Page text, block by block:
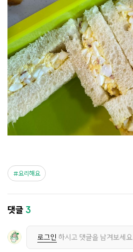
요리해요
댓글 3
로그인 하시고 댓글을 남겨보세요.